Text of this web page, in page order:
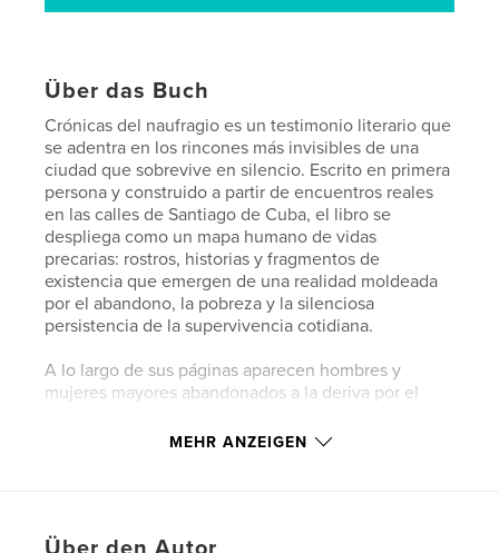
Über das Buch
Crónicas del naufragio es un testimonio literario que
se adentra en los rincones más invisibles de una
ciudad que sobrevive en silencio. Escrito en primera
persona y construido a partir de encuentros reales
en las calles de Santiago de Cuba, el libro se
despliega como un mapa humano de vidas
precarias: rostros, historias y fragmentos de
existencia que emergen de una realidad moldeada
por el abandono, la pobreza y la silenciosa
persistencia de la supervivencia cotidiana.
A lo largo de sus páginas aparecen hombres y
mujeres mayores abandonados a la deriva por el
que superan su edad, madres que mantienen
sino presencias vivas: conversaciones en las aceras,
MEHR ANZEIGEN